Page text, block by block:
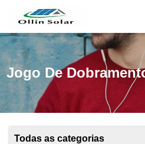
Jogo De
Todas as categorias